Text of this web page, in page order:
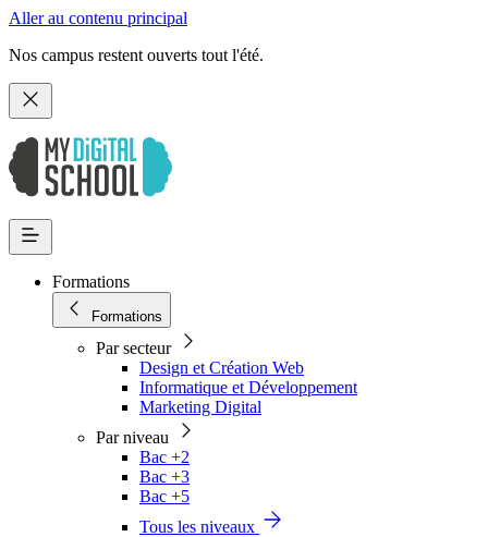
Aller au contenu principal
Nos campus restent ouverts tout l'été.
Formations
Formations
Par secteur
Design et Création Web
Informatique et Développement
Marketing Digital
Par niveau
Bac +2
Bac +3
Bac +5
Tous les niveaux